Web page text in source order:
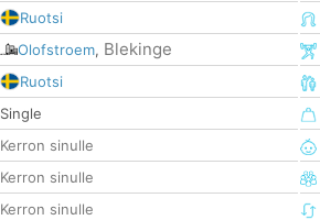
Ruotsi
Olofstroem, Blekinge
Ruotsi
Single
Kerron sinulle
Kerron sinulle
Kerron sinulle